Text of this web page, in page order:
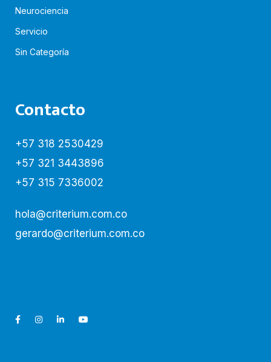
Neurociencia
Servicio
Sin Categoría
Contacto
+57 318 2530429
+57 321 3443896
+57 315 7336002
hola@criterium.com.co
gerardo@criterium.com.co